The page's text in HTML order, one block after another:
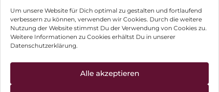
Um unsere Website für Dich optimal zu gestalten und fortlaufend
verbessern zu können, verwenden wir Cookies. Durch die weitere
Nutzung der Website stimmst Du der Verwendung von Cookies zu.
Weitere Informationen zu Cookies erhältst Du in unserer
Datenschutzerklärung.
Alle akzeptieren
Impressum
Können wir Dir behilflich sein?